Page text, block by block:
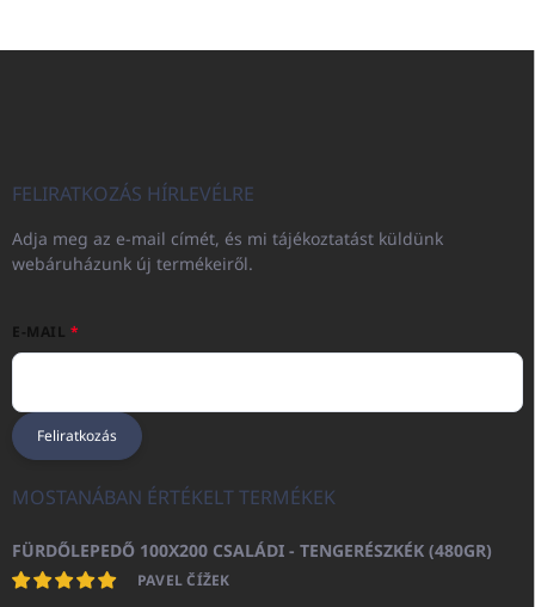
FELIRATKOZÁS HÍRLEVÉLRE
Adja meg az e-mail címét, és mi tájékoztatást küldünk
webáruházunk új termékeiről.
E-MAIL
Feliratkozás
MOSTANÁBAN ÉRTÉKELT TERMÉKEK
FÜRDŐLEPEDŐ 100X200 CSALÁDI - TENGERÉSZKÉK (480GR)
PAVEL ČÍŽEK